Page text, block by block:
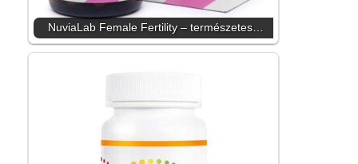
NuviaLab Female Fertility – természetes…